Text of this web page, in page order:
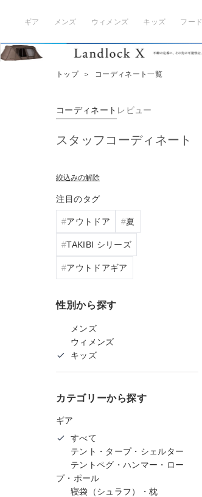
ギア メンズ ウィメンズ キッズ フード
トップ ＞ コーディネート一覧
コーディネート レビュー
スタッフコーディネート
絞込みの解除
注目のタグ
アウトドア 夏
TAKIBI シリーズ
アウトドアギア
性別から探す
メンズ
ウィメンズ
キッズ
カテゴリーから探す
ギア
すべて
テント・タープ・シェルター
テントペグ・ハンマー・ロー
プ・ポール
寝袋（シュラフ）・枕